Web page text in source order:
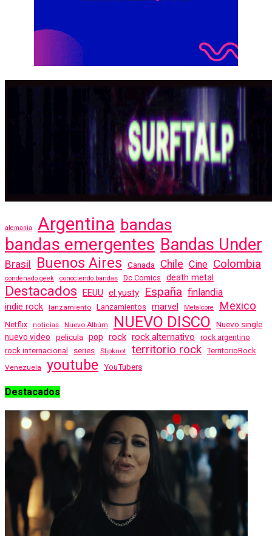
alemania Argentina bandas
bandas emergentes Bandas Under
Brasil Buenos Aires Canada Chile Cine Colombia
condenado geek conociendo bandas Dc Comics death metal
Destacados EEUU el yusty España finlandia
indie rock lanzamiento Lanzamientos marvel Metalcore Mexico
Netflix noticias Nuevo Albúm NUEVO DISCO
Nuevo single
nuevo video
pelicula pop rock rock alternativo rock argentino
rock internacional series Slipknot territorio rock TerritorioRock
Venezuela youtube YouTubers
Destacados